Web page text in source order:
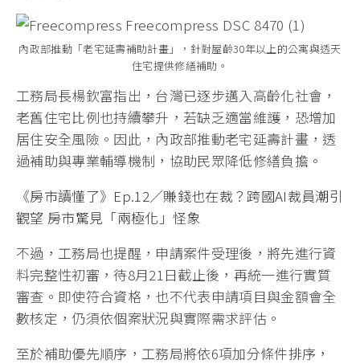
內政部推動「老宅延壽補助計畫」，針對屋齡30年以上的公寓與透天
住宅提供修繕補助。
工務局長楊欽富指出，台灣已逐步邁入高齡化社會，
老舊住宅比例也持續攀升，若缺乏適當維護，恐增加
居住安全風險。因此，內政部推動老宅延壽計畫，透
過補助與專業輔導機制，協助民眾降低修繕負擔。
《房市讀懂了》Ep.12／賺錢也在裁？跨國AI裁員潮引
觀望 房市驚見「兩極化」怪象
不過，工務局也提醒，申請案件受理後，將先進行資
料完整性初審，待8月21日截止後，再統一進行實質
審查。即使符合資格，也不代表申請項目與金額會全
數核定，仍須依個案狀況與實際需求評估。
至於補助優先順序，工務局將依6項加分條件排序，